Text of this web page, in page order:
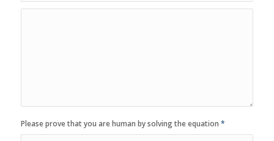
Please prove that you are human by solving the equation *